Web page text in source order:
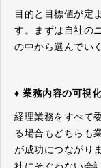
目的と目標値が定
す。まずは自社の
の中から選んでい
♦ 業務内容の可視
経理業務をすべて
る場合もどちらも
が成功につながり